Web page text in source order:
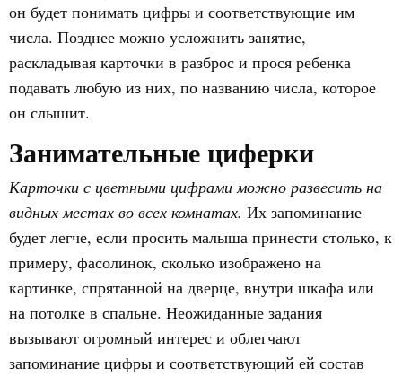
он будет понимать цифры и соответствующие им
числа. Позднее можно усложнить занятие,
раскладывая карточки в разброс и прося ребенка
подавать любую из них, по названию числа, которое
он слышит.
Занимательные циферки
Карточки с цветными цифрами можно развесить на
видных местах во всех комнатах. Их запоминание
будет легче, если просить малыша принести столько, к
примеру, фасолинок, сколько изображено на
картинке, спрятанной на дверце, внутри шкафа или
на потолке в спальне. Неожиданные задания
вызывают огромный интерес и облегчают
запоминание цифры и соответствующий ей состав